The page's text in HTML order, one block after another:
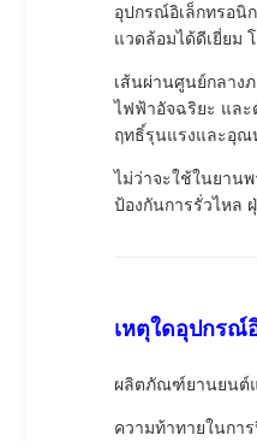
อุปกรณ์อิเล็กทรอนิ
แวดล้อมได้ดีเยี่ยม
เส้นผ่านศูนย์กลาง
ไฟฟ้าอัจฉริยะ และ
ฤทธิ์รุนแรงและอุณ
ไม่ว่าจะใช้ในยาน
ป้องกันการรั่วไหล
เหตุใดอุปกรณ์
ผลิตภัณฑ์ยานยนต์
ความท้าทายในกา